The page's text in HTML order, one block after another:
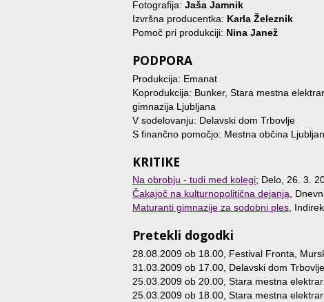
Fotografija: Jaša Jamnik
Izvršna producentka: Karla Železnik
Pomoč pri produkciji: Nina Janež
PODPORA
Produkcija: Emanat
Koprodukcija: Bunker, Stara mestna
gimnazija Ljubljana
V sodelovanju: Delavski dom Trbovlje
S finančno pomočjo: Mestna občina
KRITIKE
Na obrobju - tudi med kolegi; Delo, 26. 3.
Čakajoč na kulturnopolitična dejanja,
Maturanti gimnazije za sodobni ples,
Pretekli dogodki
28.08.2009 ob 18.00 , Festival Fronta,
31.03.2009 ob 17.00 , Delavski dom
25.03.2009 ob 20.00 , Stara mestna
25.03.2009 ob 18.00 , Stara mestna